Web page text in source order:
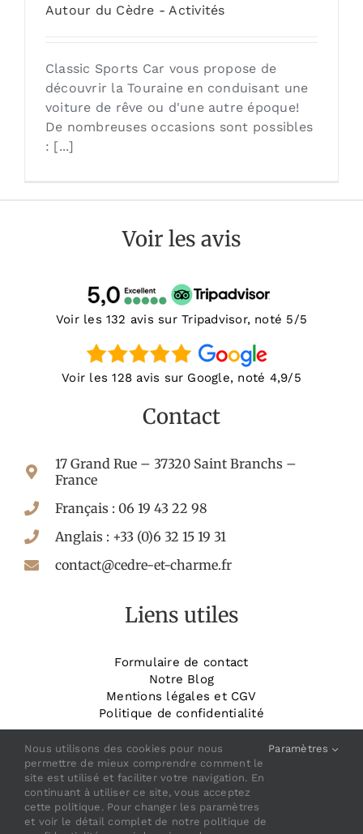
Autour du Cèdre - Activités
Classic Sports Car vous propose de
découvrir la Touraine en conduisant une
voiture de rêve ou d'une autre époque!
De nombreuses occasions sont possibles
: [...]
Voir les avis
Voir les 132 avis sur Tripadvisor, noté 5/5
Voir les 128 avis sur Google, noté 4,9/5
Contact
17 Grand Rue – 37320 Saint Branchs –
France
Français : 06 19 43 22 98
Anglais : +33 (0)6 32 15 19 31
contact@cedre-et-charme.fr
Liens utiles
Formulaire de contact
Notre Blog
Mentions légales et CGV
Politique de confidentialité
_______________________
Réservez votre chambre
Nous utilisons des cookies pour nous
permettre de mieux comprendre comment le
site est utilisé et faciliter votre navigation. En
continuant à utiliser ce site, vous acceptez
cette politique. Pour changer les paramètres
et voir le détail complet de notre politique de
Paramètres